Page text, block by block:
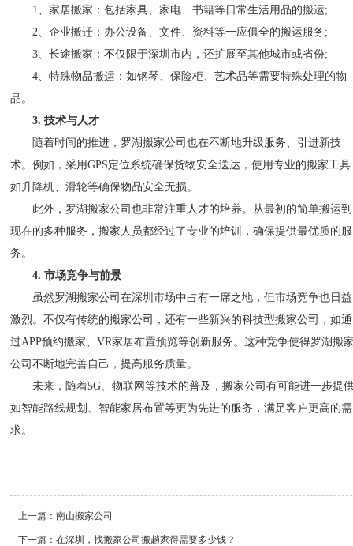
1、家居搬家：包括家具、家电、书籍等日常生活用品的搬运;
2、企业搬迁：办公设备、文件、资料等一应俱全的搬运服务;
3、长途搬家：不仅限于深圳市内，还扩展至其他城市或省份;
4、特殊物品搬运：如钢琴、保险柜、艺术品等需要特殊处理的物
品。
3. 技术与人才
随着时间的推进，罗湖搬家公司也在不断地升级服务、引进新技
术。例如，采用GPS定位系统确保货物安全送达，使用专业的搬家工具
如升降机、滑轮等确保物品安全无损。
此外，罗湖搬家公司也非常注重人才的培养。从最初的简单搬运到
现在的多种服务，搬家人员都经过了专业的培训，确保提供最优质的服
务。
4. 市场竞争与前景
虽然罗湖搬家公司在深圳市场中占有一席之地，但市场竞争也日益
激烈。不仅有传统的搬家公司，还有一些新兴的科技型搬家公司，如通
过APP预约搬家、VR家居布置预览等创新服务。这种竞争使得罗湖搬
公司不断地完善自己，提高服务质量。
未来，随着5G、物联网等技术的普及，搬家公司有可能进一步提
如智能路线规划、智能家居布置等更为先进的服务，满足客户更高的需
求。
上一篇：南山搬家公司
下一篇：在深圳，找搬家公司搬趟家得需要多少钱？